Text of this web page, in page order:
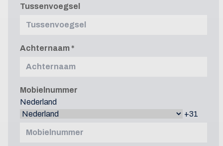
Tussenvoegsel
Achternaam
Mobielnummer
Nederland
+31